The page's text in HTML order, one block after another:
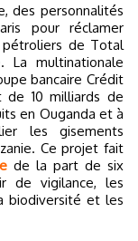
pour réclamer
pétroliers de Total
La multinationale
bancaire Crédit
de 10 milliards de
en Ouganda et à
les gisements
Ce projet fait
de la part de six
de vigilance, les
biodiversité et les